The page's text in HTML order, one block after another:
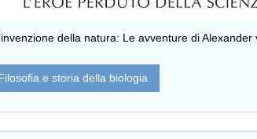
della natura: Le avventure di
e storia della biologia